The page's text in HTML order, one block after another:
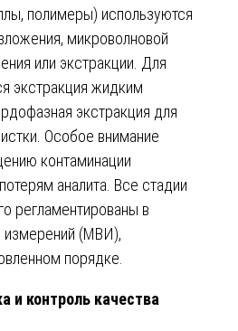
полимеры) используются
микроволновой
или экстракции. Для
экстракция жидким
экстракция для
Особое внимание
контаминации
аналита. Все стадии
регламентированы в
измерений (МВИ),
порядке.
и контроль качества